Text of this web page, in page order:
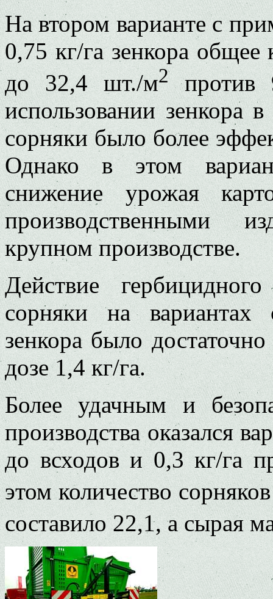
На втором варианте с
0,75 кг/га зенкора общее
до 32,4 шт./м2против
использовании зенкора
сорняки было более
Однако в этом
снижение урожая
производственными
крупном производстве.
Действие
сорняки на вариантах
зенкора было
дозе 1,4 кг/га.
Более удачным и
производства оказался
до всходов и 0,3 кг/га
этом количество
составило 22,1, а сырая